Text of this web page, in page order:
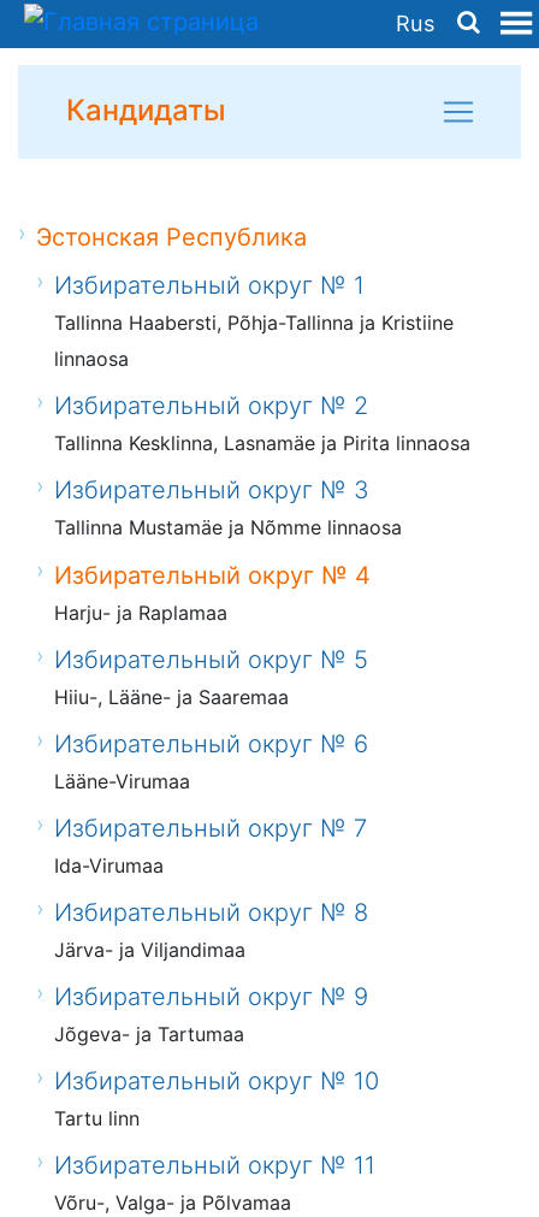
Rus
Кандидаты
Эстонская Республика
Избирательный округ № 1
Tallinna Haabersti, Põhja-Tallinna ja Kristiine
linnaosa
Избирательный округ № 2
Tallinna Kesklinna, Lasnamäe ja Pirita linnaosa
Избирательный округ № 3
Tallinna Mustamäe ja Nõmme linnaosa
Избирательный округ № 4
Harju- ja Raplamaa
Избирательный округ № 5
Hiiu-, Lääne- ja Saaremaa
Избирательный округ № 6
Lääne-Virumaa
Избирательный округ № 7
Ida-Virumaa
Избирательный округ № 8
Järva- ja Viljandimaa
Избирательный округ № 9
Jõgeva- ja Tartumaa
Избирательный округ № 10
Tartu linn
Избирательный округ № 11
Võru-, Valga- ja Põlvamaa